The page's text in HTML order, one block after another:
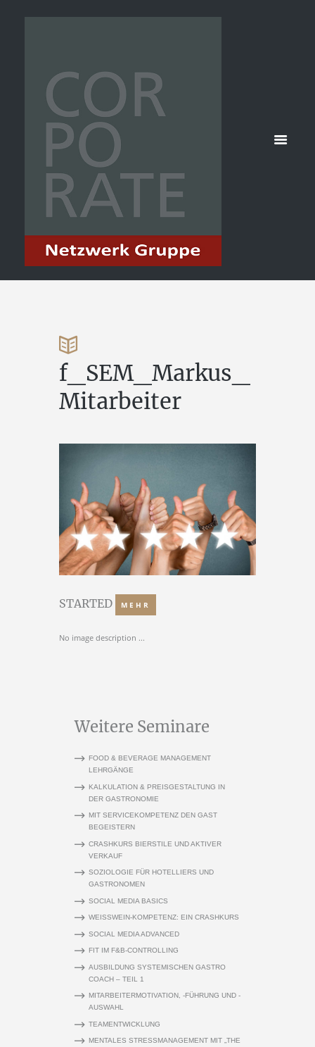
ATTACHMENT:
f_SEM_Markus_
Mitarbeiter
STARTED MEHR
No image description ...
Weitere Seminare
FOOD & BEVERAGE MANAGEMENT
LEHRGÄNGE
KALKULATION & PREISGESTALTUNG IN
DER GASTRONOMIE
MIT SERVICEKOMPETENZ DEN GAST
BEGEISTERN
CRASHKURS BIERSTILE UND AKTIVER
VERKAUF
SOZIOLOGIE FÜR HOTELLIERS UND
GASTRONOMEN
SOCIAL MEDIA BASICS
WEISSWEIN-KOMPETENZ: EIN CRASHKURS
SOCIAL MEDIA ADVANCED
FIT IM F&B-CONTROLLING
AUSBILDUNG SYSTEMISCHEN GASTRO
COACH – TEIL 1
MITARBEITERMOTIVATION, -FÜHRUNG UND -
AUSWAHL
TEAMENTWICKLUNG
MENTALES STRESSMANAGEMENT MIT „THE